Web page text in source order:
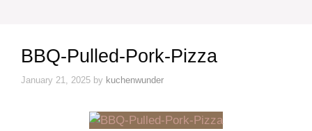
BBQ-Pulled-Pork-Pizza
January 21, 2025 by kuchenwunder